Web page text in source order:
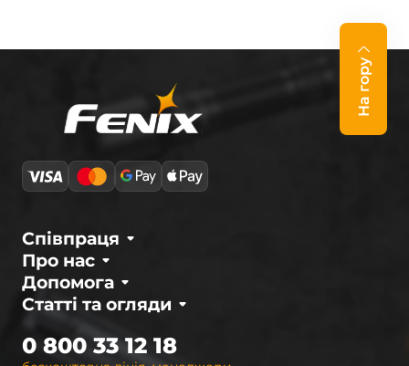
На гору
Про нас
Співпраця
Статті та огляди
Допомога
0 800 33 12 18